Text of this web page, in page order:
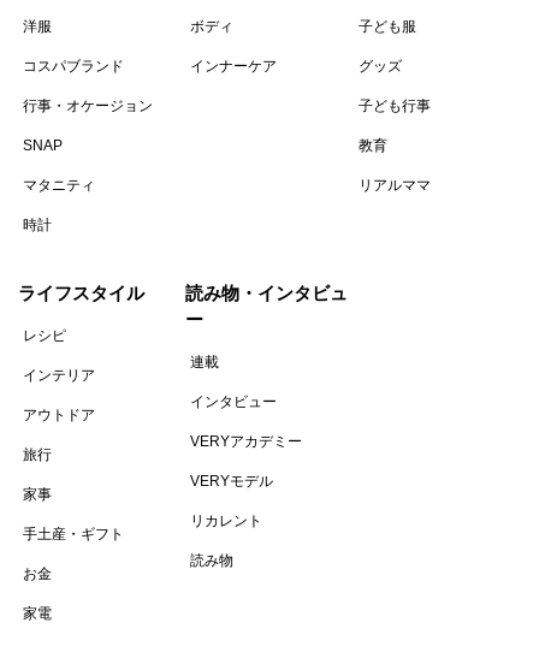
洋服
コスパブランド
行事・オケージョン
SNAP
マタニティ
時計
ボディ
インナーケア
子ども服
グッズ
子ども行事
教育
リアルママ
ライフスタイル
レシピ
インテリア
アウトドア
旅行
家事
手土産・ギフト
お金
家電
読み物・インタビュ
ー
連載
インタビュー
VERYアカデミー
VERYモデル
リカレント
読み物